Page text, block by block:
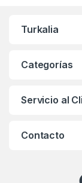
Turkalia
Categorías
Servicio al
Contacto